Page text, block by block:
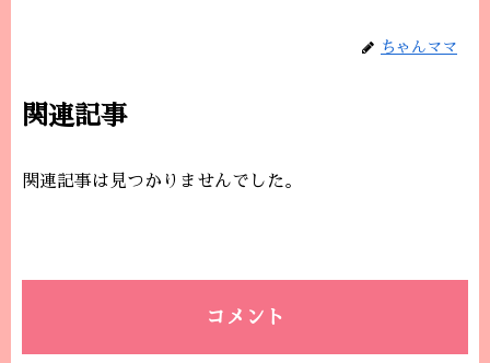
ちゃんママ
関連記事
関連記事は見つかりませんでした。
コメント